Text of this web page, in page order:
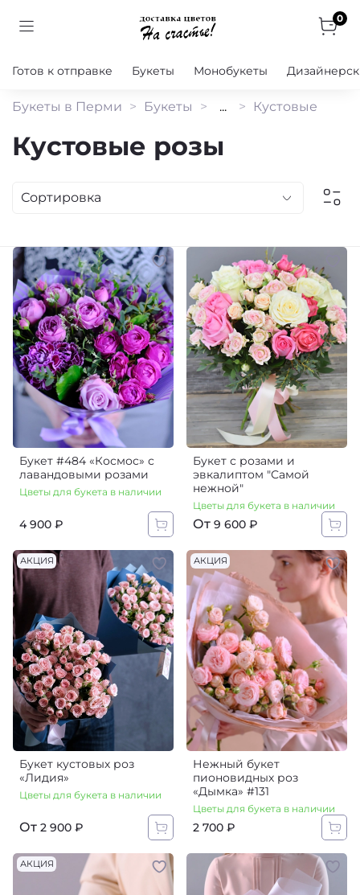
0
Готов к отправке Букеты Монобукеты
Букеты в Перми Букеты ... Кустовые
Кустовые розы
Букет #484 «‎Космос» с
лавандовыми розами
Цветы для букета в наличии
4 900 ₽
Букет с розами и
эвкалиптом "Самой
нежной"
Цветы для букета в наличии
От 9 600 ₽
АКЦИЯ
Букет кустовых роз
«Лидия»
Цветы для букета в наличии
От 2 900 ₽
АКЦИЯ
Нежный букет
пионовидных роз
«Дымка» #131
Цветы для букета в наличии
2 700 ₽
АКЦИЯ